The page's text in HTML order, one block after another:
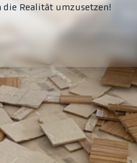
die Realität umzusetzen!